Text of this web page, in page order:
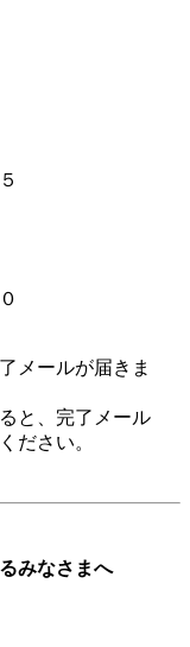
メールが届きま
と、完了メール
ださい。
みなさまへ